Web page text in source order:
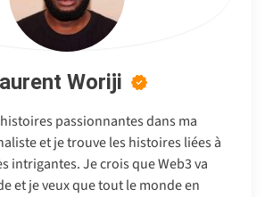
Woriji
passionnantes dans ma
et je trouve les histoires liées à
intrigantes. Je crois que Web3 va
et je veux que tout le monde en